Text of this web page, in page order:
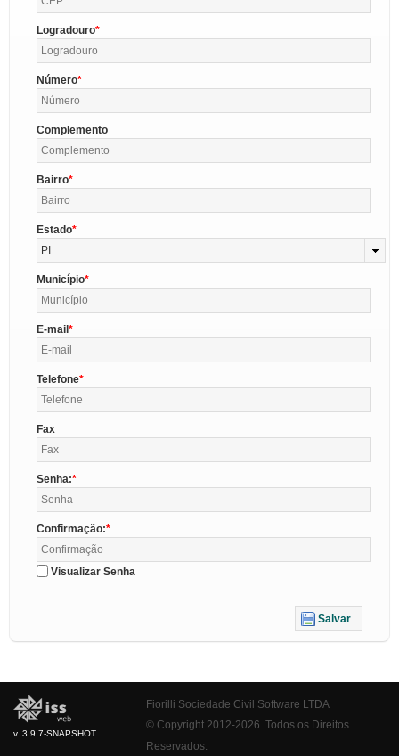
Logradouro
Número
Complemento
Bairro
Estado
PI
Município
E-mail
Telefone
Fax
Senha:
Confirmação:
Visualizar Senha
Salvar
v. 3.9.7-SNAPSHOT
Fiorilli Sociedade Civil Software LTDA
© Copyright 2012-2026. Todos os Direitos
Reservados.